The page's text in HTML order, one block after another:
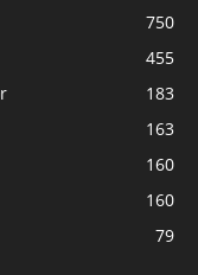
750
455
183
163
160
160
79